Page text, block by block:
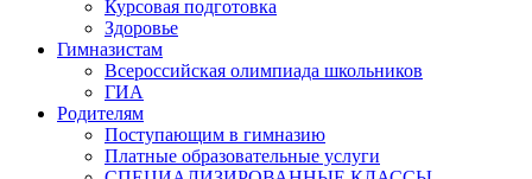
Курсовая подготовка
Здоровье
Гимназистам
Всероссийская олимпиада школьников
ГИА
Родителям
Поступающим в гимназию
Платные образовательные услуги